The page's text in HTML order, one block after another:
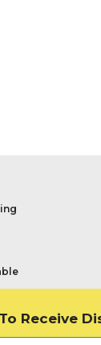
Receive